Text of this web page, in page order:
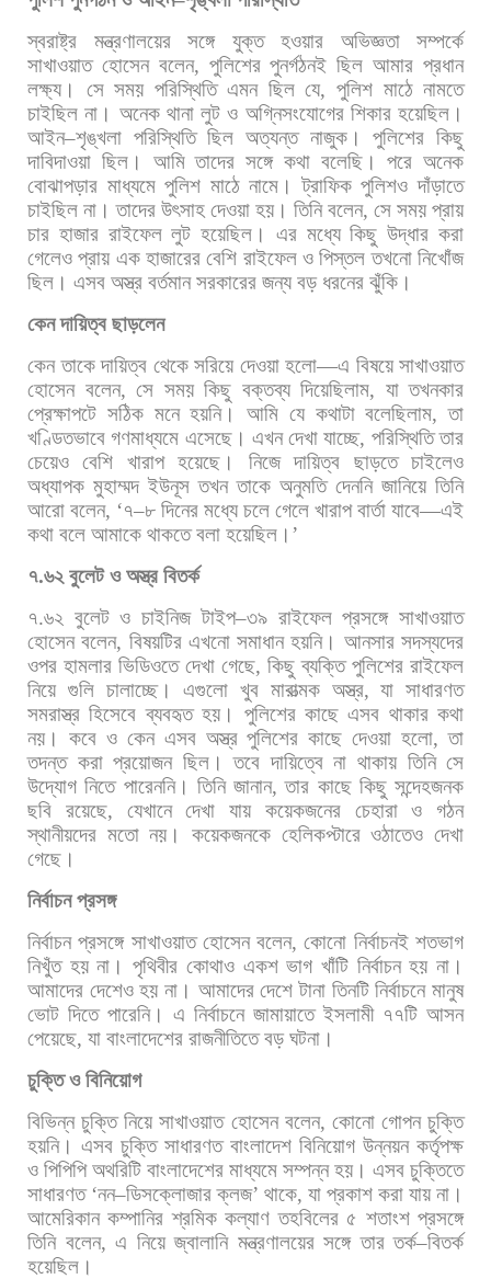
স্বরাষ্ট্র
মন্ত্রণালয়ের সঙ্গে যুক্ত হওয়ার অভিজ্ঞতা
সম্পর্কে
সাখাওয়াত হোসেন বলেন, পুলিশের পুনর্গঠনই ছিল আমার প্রধান
লক্ষ্য।
সে সময় পরিস্থিতি এমন ছিল যে, পুলিশ মাঠে নামতে
চাইছিল না। অনেক থানা লুট ও অগ্নিসংযোগের শিকার হয়েছিল।
আইন–শৃঙ্খলা পরিস্থিতি ছিল অত্যন্ত নাজুক। পুলিশের কিছু
দাবিদাওয়া ছিল। আমি তাদের সঙ্গে কথা বলেছি। পরে অনেক
বোঝাপড়ার মাধ্যমে পুলিশ মাঠে নামে। ট্রাফিক পুলিশও দাঁড়াতে
চাইছিল না। তাদের উৎসাহ দেওয়া হয়। তিনি বলেন, সে সময় প্রায়
চার হাজার রাইফেল লুট হয়েছিল। এর মধ্যে কিছু উদ্ধার করা
গেলেও প্রায় এক হাজারের বেশি রাইফেল ও পিস্তল তখনো নিখোঁজ
ছিল। এসব অস্ত্র বর্তমান সরকারের জন্য বড় ধরনের ঝুঁকি।
কেন দায়িত্ব ছাড়লেন
কেন তাকে দায়িত্ব থেকে সরিয়ে দেওয়া হলো—এ বিষয়ে সাখাওয়াত
হোসেন বলেন, সে সময় কিছু বক্তব্য দিয়েছিলাম, যা তখনকার
প্রেক্ষাপটে সঠিক মনে হয়নি। আমি যে কথাটা বলেছিলাম,তা
খণ্ডিতভাবে গণমাধ্যমে এসেছে। এখন দেখা যাচ্ছে, পরিস্থিতি তার
চেয়েও বেশি খারাপ হয়েছে। নিজে দায়িত্ব ছাড়তে চাইলেও
অধ্যাপক মুহাম্মদ ইউনূস তখন তাকে অনুমতি দেননি জানিয়ে তিনি
আরো বলেন, ‘৭–৮ দিনের মধ্যে চলে গেলে খারাপ বার্তা যাবে—এই
কথা বলে আমাকে থাকতে বলা হয়েছিল। ’
৭.৬২ বুলেট ও অস্ত্র বিতর্ক
৭.৬২ বুলেট ও চাইনিজ টাইপ–৩৯ রাইফেল প্রসঙ্গে সাখাওয়াত
হোসেন বলেন, বিষয়টির এখনো সমাধান হয়নি। আনসার সদস্যদের
ওপর হামলার ভিডিওতে দেখা গেছে, কিছু ব্যক্তি পুলিশের রাইফেল
নিয়ে গুলি চালাচ্ছে। এগুলো খুব মারাত্মক অস্ত্র,যা সাধারণত
সমরাস্ত্র হিসেবে ব্যবহৃত হয়। পুলিশের কাছে এসব থাকার কথা
নয়।
কবে ও কেন এসব অস্ত্র পুলিশের কাছে দেওয়া হলো,তা
তদন্ত করা প্রয়োজন ছিল। তবে দায়িত্বে না থাকায় তিনি সে
উদ্যোগ নিতে পারেননি। তিনি জানান,তার কাছে কিছু সন্দেহজনক
ছবি
রয়েছে, যেখানে দেখা যায় কয়েকজনের চেহারা ও
গঠন
স্থানীয়দের মতো নয়। কয়েকজনকে হেলিকপ্টারে ওঠাতেও দেখা
গেছে।
নির্বাচন প্রসঙ্গ
নির্বাচন প্রসঙ্গে সাখাওয়াত হোসেন বলেন,কোনো নির্বাচনই শতভাগ
নিখুঁত হয় না। পৃথিবীর কোথাও একশ ভাগ খাঁটি নির্বাচন হয় না।
আমাদের দেশেও হয় না। আমাদের দেশে টানা তিনটি নির্বাচনে মানুষ
ভোট দিতে পারেনি। এ নির্বাচনে জামায়াতে ইসলামী ৭৭টি আসন
পেয়েছে, যা বাংলাদেশের রাজনীতিতে বড় ঘটনা।
চুক্তি ও বিনিয়োগ
বিভিন্ন চুক্তি নিয়ে সাখাওয়াত হোসেন বলেন, কোনো গোপন চুক্তি
হয়নি। এসব চুক্তি সাধারণত বাংলাদেশ বিনিয়োগ উন্নয়ন কর্তৃপক্ষ
ও পিপিপি অথরিটি বাংলাদেশের মাধ্যমে সম্পন্ন হয়। এসব চুক্তিতে
সাধারণত‘নন–ডিসক্লোজার ক্লজ’ থাকে, যা প্রকাশ করা যায় না।
আমেরিকান কম্পানির শ্রমিক কল্যাণ তহবিলের ৫ শতাংশ প্রসঙ্গে
তিনি বলেন, এ নিয়ে জ্বালানি মন্ত্রণালয়ের সঙ্গে তার তর্ক–বিতর্ক
হয়েছিল।